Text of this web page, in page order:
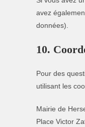
avez
données).
10.
Pour des
utilisant les
Mairie de
Place Victor